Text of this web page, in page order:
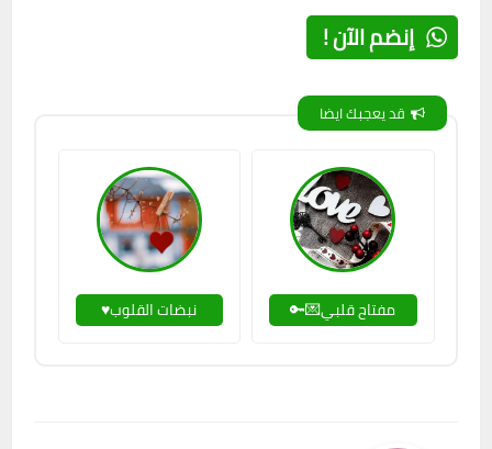
إنضم الآن !
قد يعجبك ايضا
مفتاح قلبي💌🔑 نبضات القلوب♥